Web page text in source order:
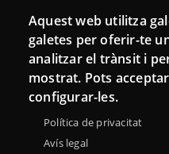
Conecta
Contacto
Hemeroteca
Aquest web utilitza
galetes per oferir-te
analitzar el trànsit i
mostrat. Pots
configurar-les.
Política de privacitat
Avís legal